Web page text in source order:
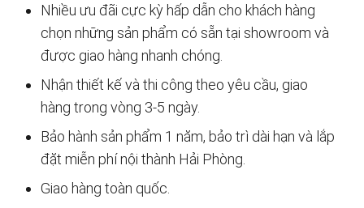
Nhiều ưu đãi cực kỳ hấp dẫn cho khách hàng
chọn những sản phẩm có sẵn tại showroom và
được giao hàng nhanh chóng.
Nhận thiết kế và thi công theo yêu cầu, giao
hàng trong vòng 3-5 ngày.
Bảo hành sản phẩm 1 năm, bảo trì dài hạn và lắp
đặt miễn phí nội thành Hải Phòng.
Giao hàng toàn quốc.